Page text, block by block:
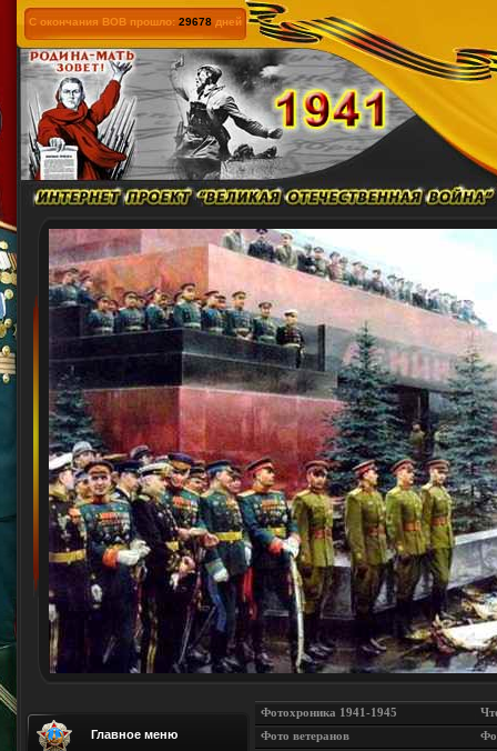
С окончания ВОВ прошло: 29678 дней
Главное меню
Фотохроника 1941-1945
Фото ветеранов